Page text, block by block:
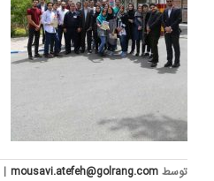
توسط mousavi.atefeh@golrang.com
|